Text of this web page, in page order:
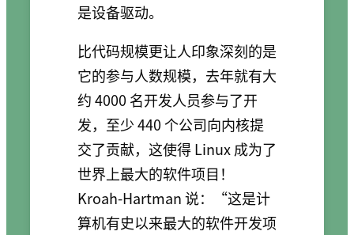
是设备驱动。
比代码规模更让人印象深刻的是
它的参与人数规模，去年就有大
约 4000 名开发人员参与了开
发，至少 440 个公司向内核提
交了贡献，这使得 Linux 成为了
世界上最大的软件项目！
Kroah-Hartman 说：“这是计
算机有史以来最大的软件开发项